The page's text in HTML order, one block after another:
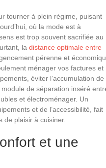
tourner à plein régime, puisant
où la mode est à
est trop souvent sacrifiée au
la distance optimale entre
pérenne et
ménager vos factures et
éviter l’accumulation de
de séparation inséré
et électroménager. Un
et de l’accessibilité, fait
de plaisir à cuisiner.
et une